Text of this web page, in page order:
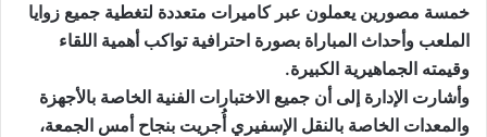
خمسة مصورين يعملون عبر كاميرات متعددة لتغطية جميع زوايا
الملعب وأحداث المباراة بصورة احترافية تواكب أهمية اللقاء
وقيمته الجماهيرية الكبيرة.
وأشارت الإدارة إلى أن جميع الاختبارات الفنية الخاصة بالأجهزة
والمعدات الخاصة بالنقل الإسفيري أُجريت بنجاح أمس الجمعة،